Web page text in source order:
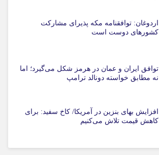
اردوغان: توافقنامه مکه پذیرای مشارکت
کشورهای دوست است
توافق ایران و عمان در هرمز شکل می‌گیرد؛ اما
نه مطابق خواسته دونالد ترامپ
افزایش بهای بنزین در آمریکا/ کاخ سفید: برای
کاهش قیمت تلاش می‌کنیم